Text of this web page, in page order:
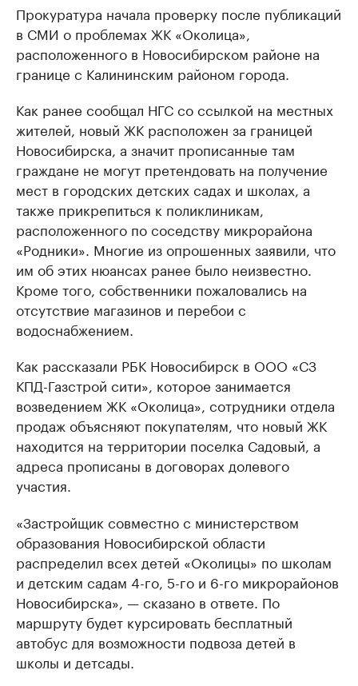
Прокуратура начала проверку после публикаций
в СМИ о проблемах ЖК «Околица»,
расположенного в Новосибирском районе на
границе с Калининским районом города.
Как ранее сообщал НГС со ссылкой на местных
жителей, новый ЖК расположен за границей
Новосибирска, а значит прописанные там
граждане не могут претендовать на получение
мест в городских детских садах и школах, а
также прикрепиться к поликлиникам,
расположенного по соседству микрорайона
«Родники». Многие из опрошенных заявили, что
им об этих нюансах ранее было неизвестно.
Кроме того, собственники пожаловались на
отсутствие магазинов и перебои с
водоснабжением.
Как рассказали РБК Новосибирск в ООО «СЗ
КПД-Газстрой сити», которое занимается
возведением ЖК «Околица», сотрудники отдела
продаж объясняют покупателям, что новый ЖК
находится на территории поселка Садовый, а
адреса прописаны в договорах долевого
участия.
«Застройщик совместно с министерством
образования Новосибирской области
распределил всех детей «Околицы» по школам
и детским садам 4-го, 5-го и 6-го микрорайонов
Новосибирска», — сказано в ответе. По
маршруту будет курсировать бесплатный
автобус для возможности подвоза детей в
школы и детсады.